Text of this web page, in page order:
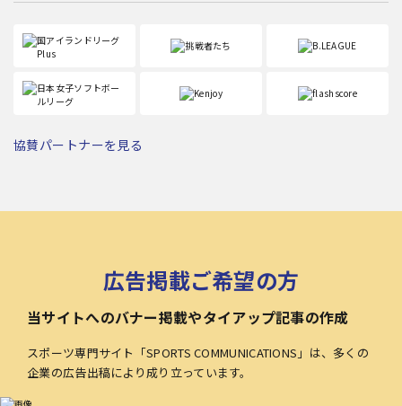
協賛パートナーを見る
広告掲載ご希望の方
当サイトへのバナー掲載やタイアップ記事の作成
スポーツ専門サイト「SPORTS COMMUNICATIONS」は、多くの
企業の広告出稿により成り立っています。